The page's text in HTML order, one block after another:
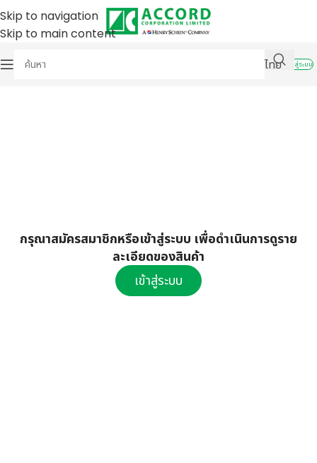
Skip to navigation
Skip to main content
ไทย
เข้าสู่ระบบ
กรุณาสมัครสมาชิกหรือเข้าสู่ระบบ เพื่อดำเนินการดูราย
ละเอียดของสินค้า
เข้าสู่ระบบ